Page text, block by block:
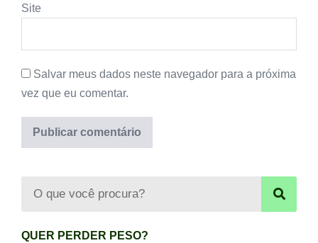
Site
Salvar meus dados neste navegador para a próxima
vez que eu comentar.
QUER PERDER PESO?